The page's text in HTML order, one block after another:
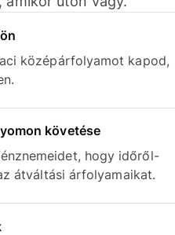
középárfolyamot kapod,
követése
hogy időről-
átváltási árfolyamaikat.